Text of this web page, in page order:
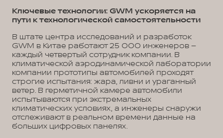
Ключевые технологии: GWM ускоряется на
пути к технологической самостоятельности
В штате центра исследований и разработок
GWM в Китае работают 25 000 инженеров –
каждый четвертый сотрудник компании. В
климатической аэродинамической лаборатории
компании прототипы автомобилей проходят
строгие испытания: жара, ливни и ураганный
ветер. В герметичной камере автомобили
испытываются при экстремальных
климатических условиях, а инженеры снаружи
отслеживают в реальном времени данные на
больших цифровых панелях.